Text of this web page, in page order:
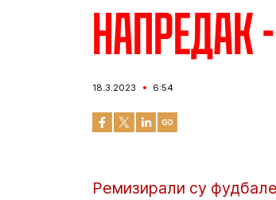
Напредак
18.3.2023 6:54
Ремизирали су